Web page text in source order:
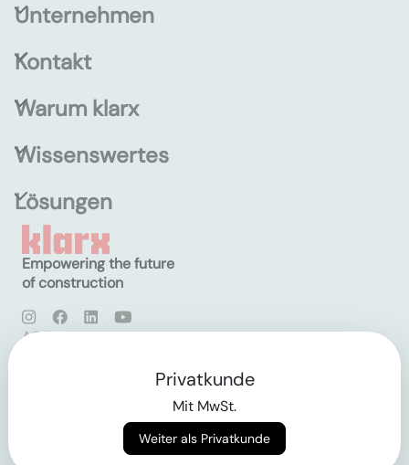
Unternehmen
Kontakt
Warum klarx
Wissenswertes
Lösungen
Empowering the future
of construction
AGB
Privatkunde
Mit MwSt.
Weiter als Privatkunde